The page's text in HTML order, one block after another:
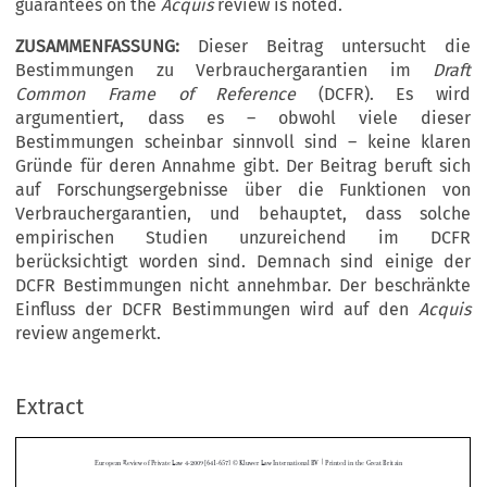
guarantees on theAcquisreview is noted.
ZUSAMMENFASSUNG: Dieser Beitrag untersucht die
Bestimmungen zu Verbrauchergarantien im Draft
Common Frame of Reference (DCFR). Es wird
argumentiert, dass es – obwohl viele dieser
Bestimmungen scheinbar sinnvoll sind – keine klaren
Gründe für deren Annahme gibt. Der Beitrag beruft sich
auf Forschungsergebnisse über die Funktionen von
Verbrauchergarantien, und behauptet, dass solche
empirischen Studien unzureichend im DCFR
berücksichtigt worden sind. Demnach sind einige der
DCFR Bestimmungen nicht annehmbar. Der beschränkte
Einfluss der DCFR Bestimmungen wird auf den Acquis
review angemerkt.
Extract
 
European  Review  of  Private  Law  4-2009[641-657]  ©  Kluwer  Law  International  BV